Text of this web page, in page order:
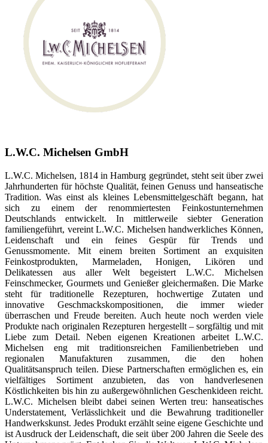
L.W.C. Michelsen GmbH
L.W.C. Michelsen, 1814 in Hamburg gegründet, steht seit über zwei
Jahrhunderten für höchste Qualität, feinen Genuss und hanseatische
Tradition. Was einst als kleines Lebensmittelgeschäft begann, hat
sich zu einem der renommiertesten Feinkostunternehmen
Deutschlands entwickelt. In mittlerweile siebter Generation
familiengeführt, vereint L.W.C. Michelsen handwerkliches Können,
Leidenschaft und ein feines Gespür für Trends und
Genussmomente. Mit einem breiten Sortiment an exquisiten
Feinkostprodukten, Marmeladen, Honigen, Likören und
Delikatessen aus aller Welt begeistert L.W.C. Michelsen
Feinschmecker, Gourmets und Genießer gleichermaßen. Die Marke
steht für traditionelle Rezepturen, hochwertige Zutaten und
innovative Geschmackskompositionen, die immer wieder
überraschen und Freude bereiten. Auch heute noch werden viele
Produkte nach originalen Rezepturen hergestellt – sorgfältig und mit
Liebe zum Detail. Neben eigenen Kreationen arbeitet L.W.C.
Michelsen eng mit traditionsreichen Familienbetrieben und
regionalen Manufakturen zusammen, die den hohen
Qualitätsanspruch teilen. Diese Partnerschaften ermöglichen es, ein
vielfältiges Sortiment anzubieten, das von handverlesenen
Köstlichkeiten bis hin zu außergewöhnlichen Geschenkideen reicht.
L.W.C. Michelsen bleibt dabei seinen Werten treu: hanseatisches
Understatement, Verlässlichkeit und die Bewahrung traditioneller
Handwerkskunst. Jedes Produkt erzählt seine eigene Geschichte und
ist Ausdruck der Leidenschaft, die seit über 200 Jahren die Seele des